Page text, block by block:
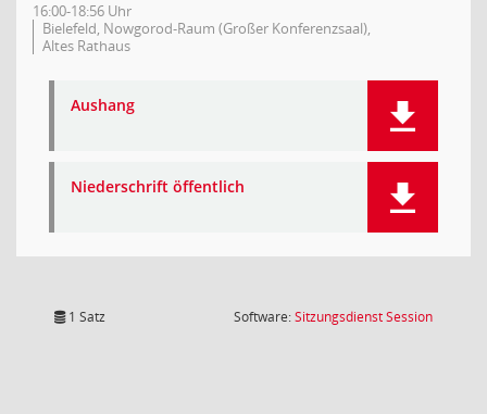
16:00-18:56 Uhr
Bielefeld, Nowgorod-Raum (Großer Konferenzsaal),
Altes Rathaus
Aushang
Niederschrift öffentlich
1 Satz Software:SitzungsdienstSession(Wird in